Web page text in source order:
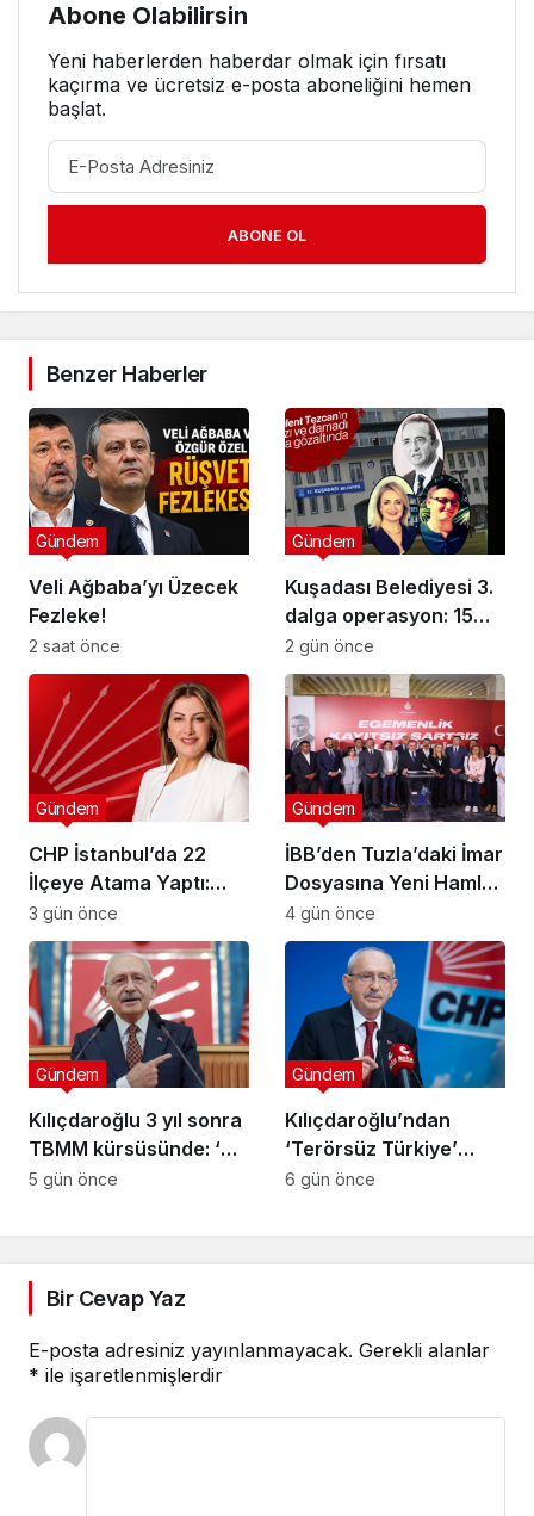
Abone Olabilirsin
Yeni haberlerden haberdar olmak için fırsatı
kaçırma ve ücretsiz e-posta aboneliğini hemen
başlat.
ABONE OL
Benzer Haberler
Veli Ağbaba’yı Üzecek
Fezleke!
Gündem
2 saat önce
Kuşadası Belediyesi 3.
dalga operasyon: 15
şüpheli gözaltına alındı!
Gündem
2 gün önce
CHP İstanbul’da 22
İlçeye Atama Yaptı:
Kartal İlçe
Başkanlığı’na Av. Neşe
Büklü Getirildi
Gündem
3 gün önce
İBB’den Tuzla’daki İmar
Dosyasına Yeni Hamle:
“Mesele Siyaset Değil,
Kamu Yararı”
Gündem
4 gün önce
Kılıçdaroğlu 3 yıl sonra
TBMM kürsüsünde: ‘Biz
çalıp çırpmayı bilmeyiz’
Gündem
5 gün önce
Kılıçdaroğlu’ndan
‘Terörsüz Türkiye’
mesajı: ‘Terörün
Gündem
6 gün önce
Bir Cevap Yaz
E-posta adresiniz yayınlanmayacak. Gerekli alanlar
* ile işaretlenmişlerdir